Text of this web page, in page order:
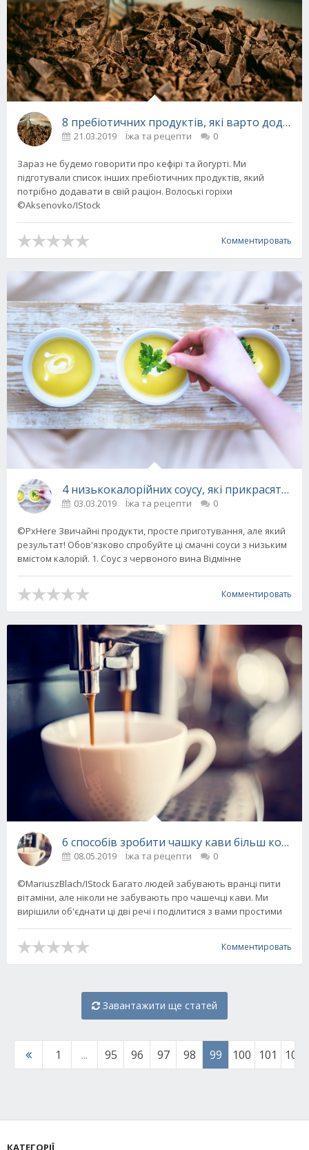
8 пребіотичних продуктів, які варто
21.03.2019 Їжа та рецепти 0
Зараз не будемо говорити про кефірі та йогурті. Ми
підготували список інших пребіотичних продуктів, який
потрібно додавати в свій раціон. Волоські горіхи
©Aksenovko/IStock
Комментировать
4 низькокалорійних соусу, які прикрасять
03.03.2019 Їжа та рецепти 0
©PxHere Звичайні продукти, просте приготування, але який
результат! Обов'язково спробуйте ці смачні соуси з низьким
вмістом калорій. 1. Соус з червоного вина Відмінне
Комментировать
6 способів зробити чашку кави більш
08.05.2019 Їжа та рецепти 0
©MariuszBlach/IStock Багато людей забувають вранці пити
вітаміни, але ніколи не забувають про чашечці кави. Ми
вирішили об'єднати ці дві речі і поділитися з вами простими
Комментировать
Завантажити ще статей
1 ... 95 96 97 98 99 100 101 102
КАТЕГОРІЇ